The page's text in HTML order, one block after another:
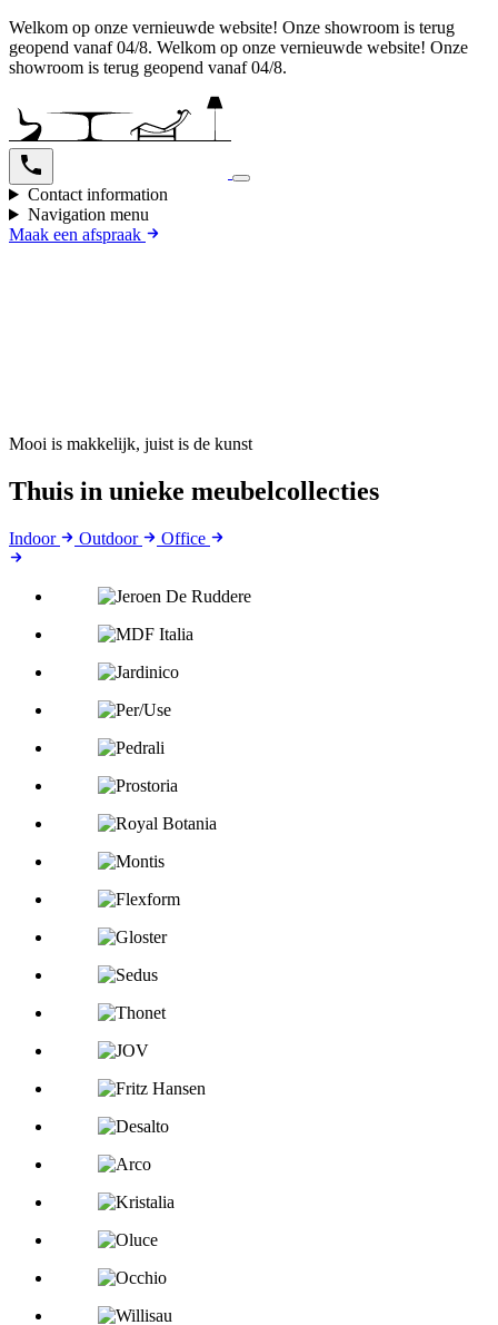
Welkom op onze vernieuwde website! Onze showroom is terug
geopend vanaf 04/8. Welkom op onze vernieuwde website! Onze
showroom is terug geopend vanaf 04/8.
Contact information
Navigation menu
Maak een afspraak
Mooi is makkelijk, juist is de kunst
Thuis in unieke meubelcollecties
Indoor Outdoor Office